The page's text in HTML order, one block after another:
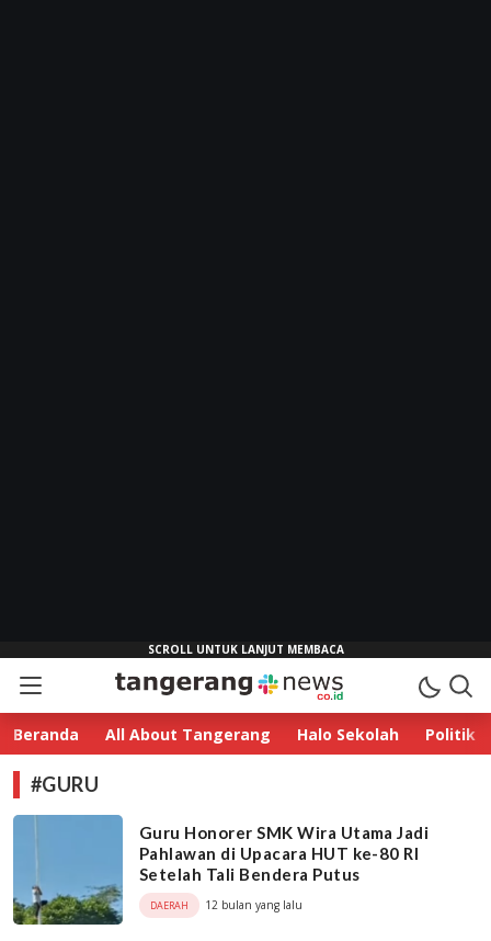
Tangerang News
Esensi Sebuah Berita
Beranda All About Tangerang Halo Sekolah Politik
#GURU
Guru Honorer SMK Wira Utama Jadi
Pahlawan di Upacara HUT ke-80 RI
Setelah Tali Bendera Putus
DAERAH 12 bulan yang lalu